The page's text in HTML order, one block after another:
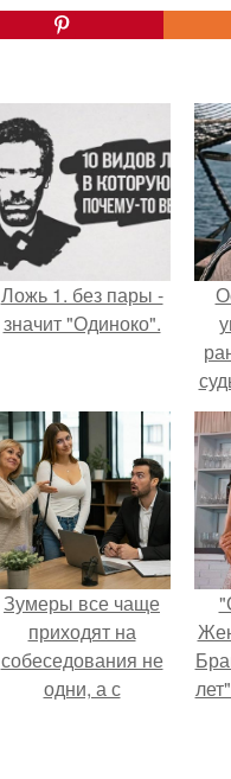
Ложь 1. без пары -
значит "Одиноко".
Зумеры все чаще
приходят на
собеседования не
одни, а с